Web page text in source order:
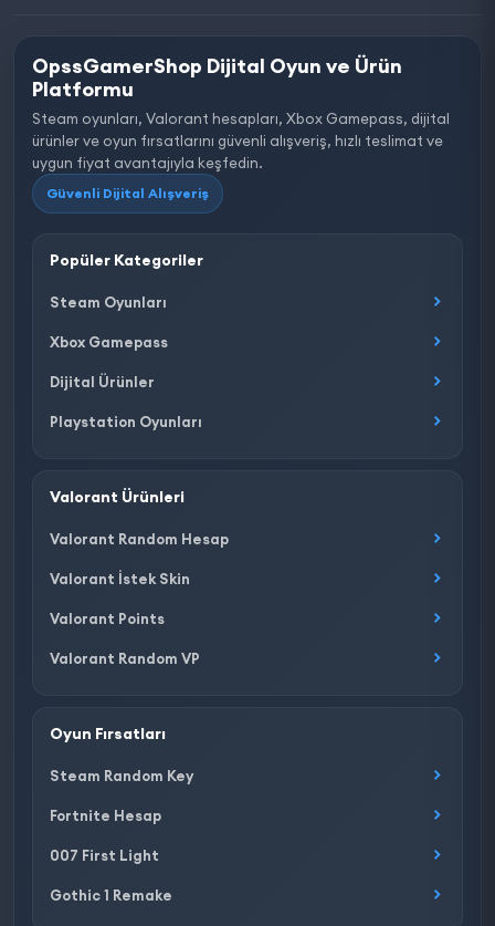
OpssGamerShop Dijital Oyun ve Ürün
Platformu
Steam oyunları, Valorant hesapları, Xbox Gamepass, dijital
ürünler ve oyun fırsatlarını güvenli alışveriş, hızlı teslimat ve
uygun fiyat avantajıyla keşfedin.
Güvenli Dijital Alışveriş
Popüler Kategoriler
Steam Oyunları
Xbox Gamepass
Dijital Ürünler
Playstation Oyunları
Valorant Ürünleri
Valorant Random Hesap
Valorant İstek Skin
Valorant Points
Valorant Random VP
Oyun Fırsatları
Steam Random Key
Fortnite Hesap
007 First Light
Gothic 1 Remake